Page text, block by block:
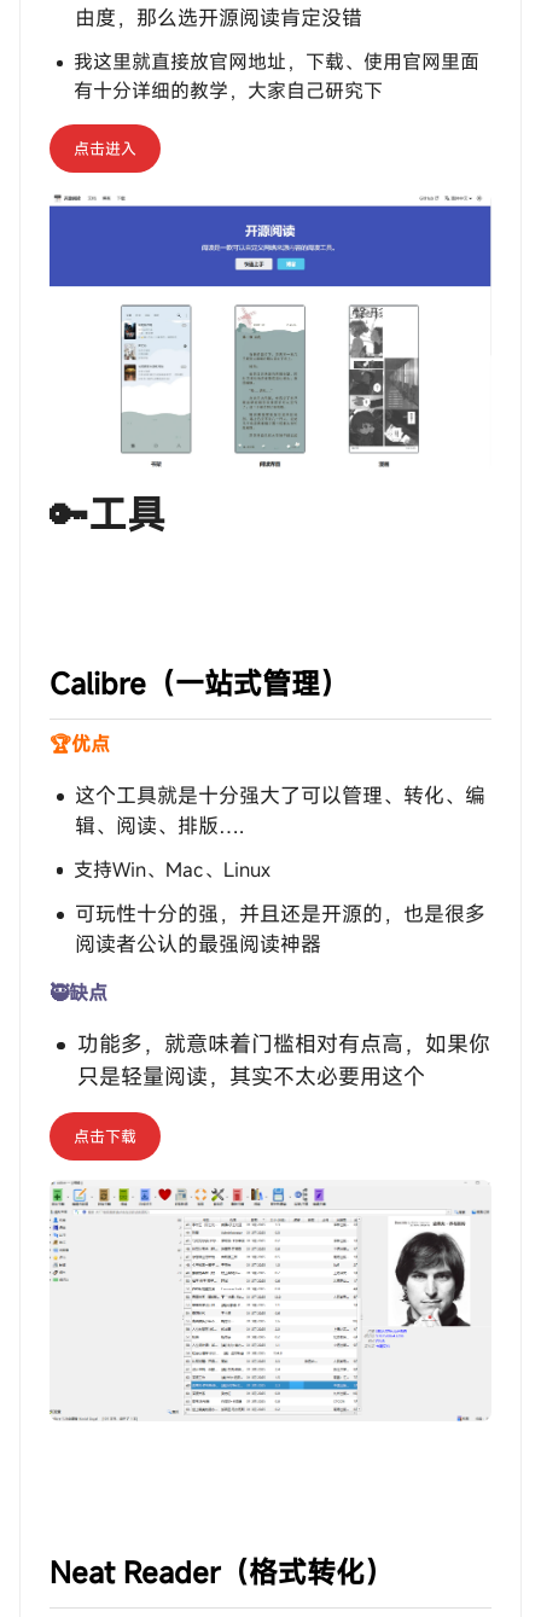
由度，那么选开源阅读肯定没错
我这里就直接放官网地址，下载、使用官网里面
有十分详细的教学，大家自己研究下
点击进入
🔑工具
‎‎‎‎‎‎‎ㅤCalibre（一站式管理）
🏆优点
这个工具就是十分强大了可以管理、转化、编
辑、阅读、排版….
支持Win、Mac、Linux
可玩性十分的强，并且还是开源的，也是很多
阅读者公认的最强阅读神器
🥷缺点
功能多，就意味着门槛相对有点高，如果你
只是轻量阅读，其实不太必要用这个
点击下载
‎‎‎‎‎‎‎ㅤNeat Reader（格式转化）